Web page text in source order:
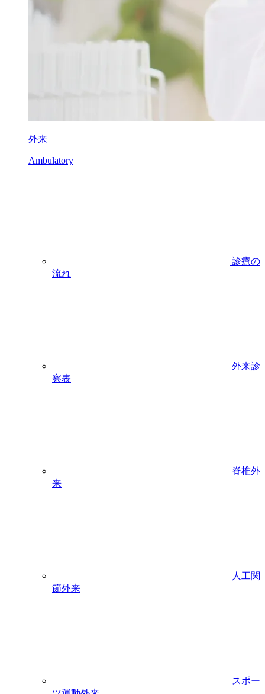
外来
Ambulatory
診療の
流れ
外来診
察表
脊椎外
来
人工関
節外来
スポー